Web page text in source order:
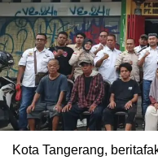
Kota Tangerang,